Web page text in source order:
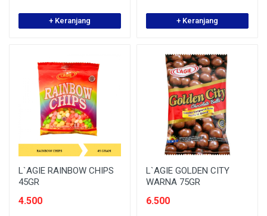
+ Keranjang + Keranjang
L`AGIE RAINBOW CHIPS
45GR
4.500
L`AGIE GOLDEN CITY
WARNA 75GR
6.500